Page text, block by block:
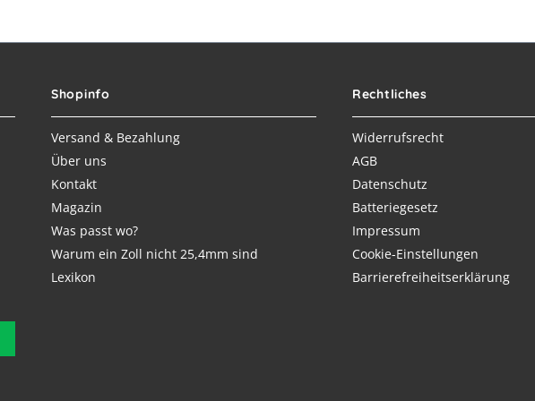
Shopinfo
Versand & Bezahlung
Über uns
Kontakt
Magazin
Was passt wo?
Warum ein Zoll nicht 25,4mm sind
Lexikon
Rechtliches
Widerrufsrecht
AGB
Datenschutz
Batteriegesetz
Impressum
Cookie-Einstellungen
Barrierefreiheitserklärung